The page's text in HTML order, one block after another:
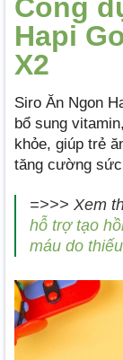
Công
Hapi
X2
Siro Ăn Ngon
bổ sung
khỏe, giúp trẻ
tăng cường
=>>> Xem
hỗ trợ tạo
máu do